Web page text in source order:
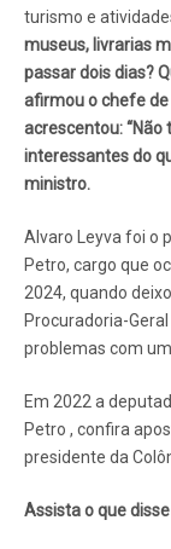
turismo e
museus, livrarias
passar dois dias?
afirmou o chefe de
acrescentou:
interessantes do
ministro.
Alvaro Leyva foi o
Petro, cargo que
2024, quando
Procuradoria-
problemas com
Em 2022 a
Petro , confira
presidente da
Assista o que